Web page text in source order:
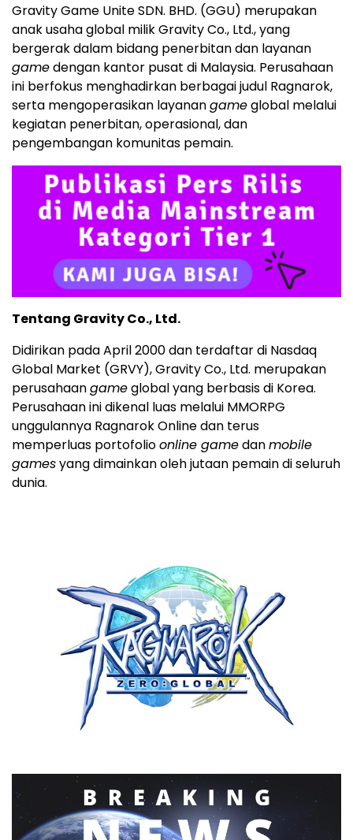
Gravity Game Unite SDN. BHD. (GGU) merupakan
anak usaha global milik Gravity Co., Ltd., yang
bergerak dalam bidang penerbitan dan layanan
gamedengan kantor pusat di Malaysia. Perusahaan
ini berfokus menghadirkan berbagai judul Ragnarok,
serta mengoperasikan layanangameglobal melalui
kegiatan penerbitan, operasional, dan
pengembangan komunitas pemain.
Tentang Gravity Co., Ltd.
Didirikan pada April 2000 dan terdaftar di Nasdaq
Global Market (GRVY), Gravity Co., Ltd. merupakan
perusahaangameglobal yang berbasis di Korea.
Perusahaan ini dikenal luas melalui MMORPG
unggulannya Ragnarok Online dan terus
memperluas portofolioonline gamedanmobile
gamesyang dimainkan oleh jutaan pemain di seluruh
dunia.